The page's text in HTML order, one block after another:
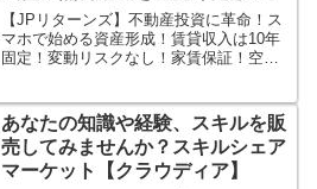
【JPリターンズ】不動産投資に革命！ス
マホで始める資産形成！賃貸収入は10年
固定！変動リスクなし！家賃保証！空室
コストなし！「いままでにない、不動産
投資」まずは動画セミナーをご覧くださ
い♪
あなたの知識や経験、スキルを販
売してみませんか？スキルシェア
マーケット【クラウディア】